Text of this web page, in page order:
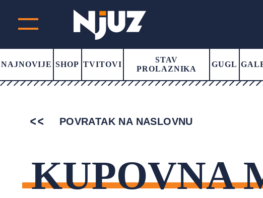
NAJNOVIJE SHOP TVITOVI
STAV
PROLAZNIKA
GUGL
POVRATAK NA NASLOVNU
KUPOVNA